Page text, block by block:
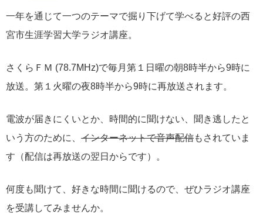
一年を通じて一つのテーマで掘り下げて学べると好評の西
宮市生涯学習大学ラジオ講座。
さくらＦＭ (78.7MHz)で毎月第１日曜の朝8時半から9時に
放送。第１火曜の夜8時半から9時に再放送されます。
電波が届きにくいとか、時間的に聞けない、聞き逃したと
いう方のために、 インターネットで音声配信もされていま
す（配信は再放送の翌日からです）。
何度も聞けて、好きな時間に聞けるので、ぜひラジオ講座
を受講してみませんか。